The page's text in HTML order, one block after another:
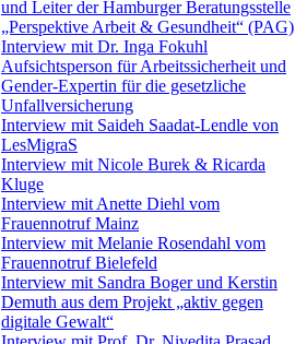
und Leiter der Hamburger Beratungsstelle
„Perspektive Arbeit & Gesundheit“ (PAG)
Interview mit Dr. Inga Fokuhl
Aufsichtsperson für Arbeitssicherheit und
Gender-Expertin für die gesetzliche
Unfallversicherung
Interview mit Saideh Saadat-Lendle von
LesMigraS
Interview mit Nicole Burek & Ricarda
Kluge
Interview mit Anette Diehl vom
Frauennotruf Mainz
Interview mit Melanie Rosendahl vom
Frauennotruf Bielefeld
Interview mit Sandra Boger und Kerstin
Demuth aus dem Projekt „aktiv gegen
digitale Gewalt“